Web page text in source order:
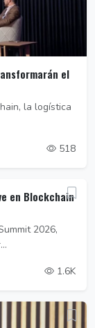
el
la logística
518
en Blockchain
2026,
1.6K